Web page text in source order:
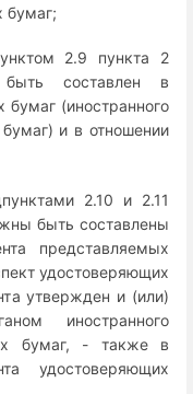
бумаг;
2.9 пункта 2
быть составлен в
(иностранного
и в отношении
2.10 и 2.11
быть составлены
представляемых
удостоверяющих
утвержден и (или)
иностранного
бумаг, - также в
удостоверяющих